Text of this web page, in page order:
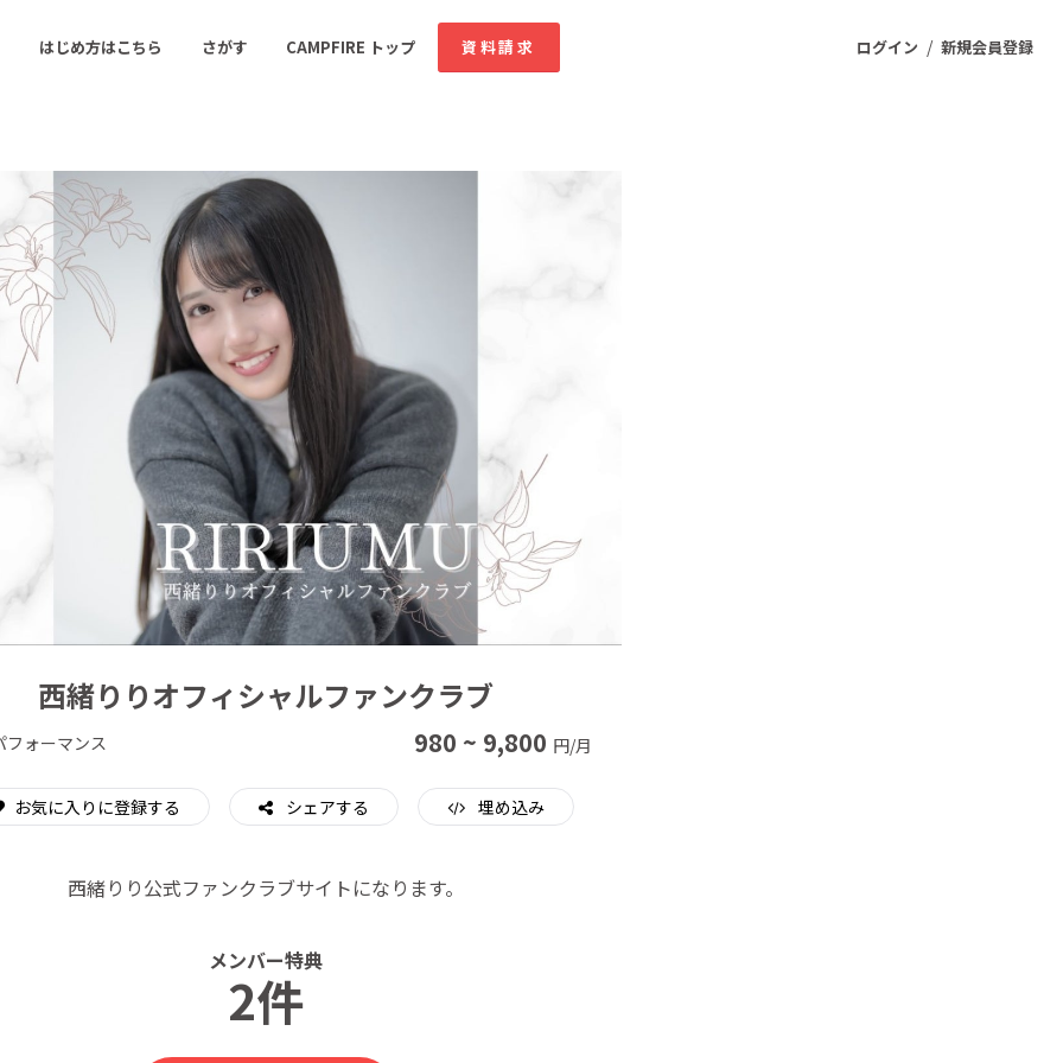
ログイン / 新規会員登録
はじめ方はこちら さがす CAMPFIRE トップ 資料請求
のコミュニティ 人気のコミュニティ 新着のコミュニティ
音楽
ゲーム・サービス開発
フード・飲食店
書籍・雑誌出版
アニメ・漫画
ソーシャルグッド
ビューティー・ヘルスケア
CAMPFIRE for Social Good CAMPFIRE Creation
西緒りりオフィシャルファンクラブ
フォーマンス 980 ~ 9,800 円/月
お気に入りに登録する シェアする 埋め込み
西緒りり公式ファンクラブサイトになります。
メンバー特典
2件